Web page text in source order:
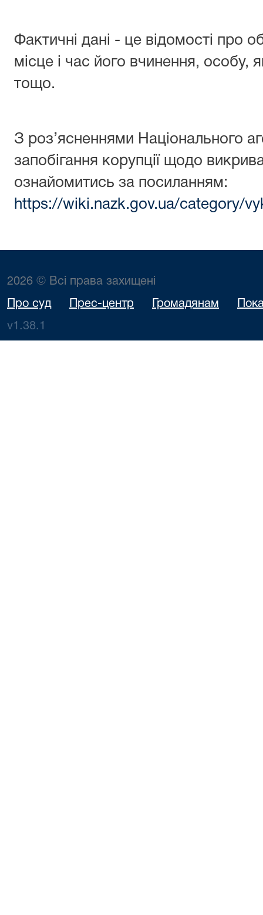
Фактичні дані - це відомості про
місце і час його вчинення,
тощо.
З роз’ясненнями Національного
запобігання корупції щодо
ознайомитись за посиланням:
https://wiki.nazk.gov.ua/category/
2026 © Всі права захищені
Про суд Прес-центр Громадянам
v1.38.1